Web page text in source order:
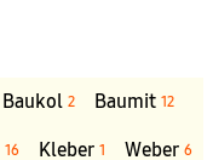
Baukol 2 Baumit 12
16 Kleber 1 Weber 6